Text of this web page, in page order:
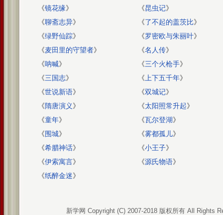
《镜花缘》 《昆虫记》
《聊斋志异》 《了不起的盖茨比》
《绿野仙踪》 《罗密欧与朱丽叶》
《麦田里的守望者》 《名人传》
《呐喊》 《三个火枪手》
《三国志》 《 上下五千年》
《世说新语》 《双城记》
《隋唐演义》 《太阳照常升起》
《童年》 《瓦尔登湖》
《围城》 《雾都孤儿》
《希腊神话》 《小王子》
《伊索寓言》 《源氏物语》
《纸醉金迷》
新学网 Copyright (C) 2007-2018 版权所有 All Rights